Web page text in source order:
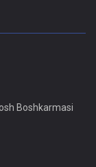
Boshkarmasi